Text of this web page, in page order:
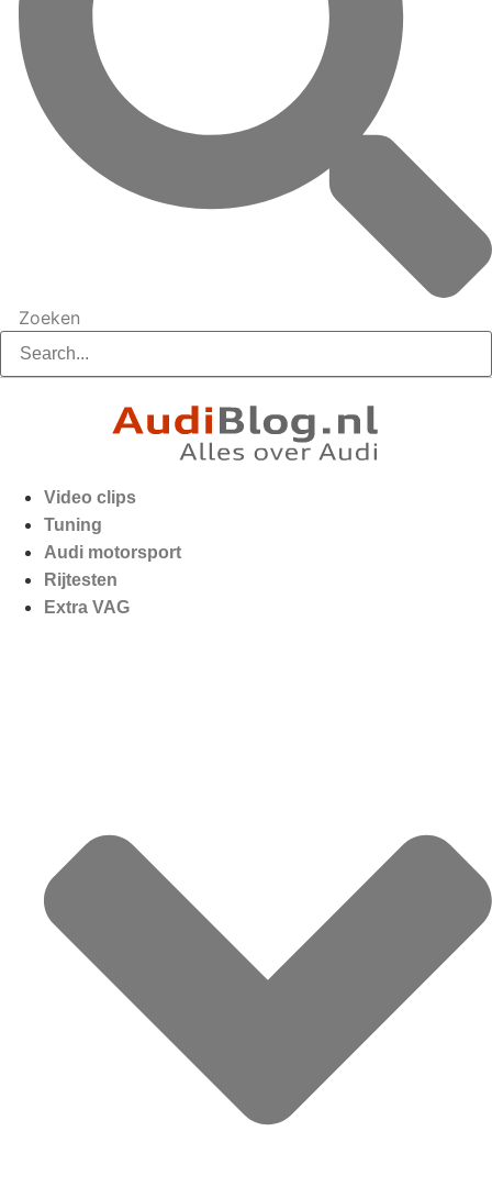
Zoeken
Video clips
Tuning
Audi motorsport
Rijtesten
Extra VAG